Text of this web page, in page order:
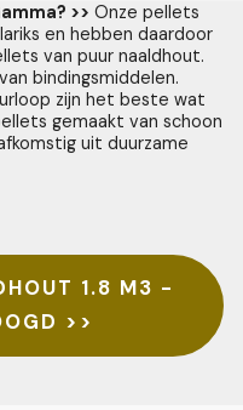
>> Onze pellets
en hebben daardoor
van puur naaldhout.
bindingsmiddelen.
zijn het beste wat
gemaakt van schoon
uit duurzame
1.8 M3 -
>>